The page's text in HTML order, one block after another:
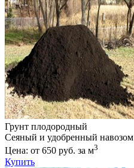
Грунт плодородный
Сеяный и удобренный навозом
Цена: от 650 руб. за м3
Купить